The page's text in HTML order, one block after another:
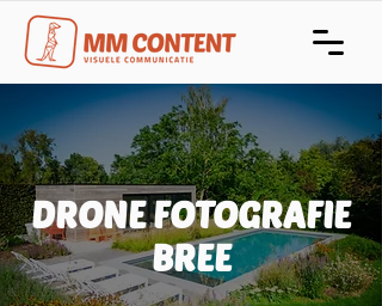
DRONE FOTOGRAFIE
BREE